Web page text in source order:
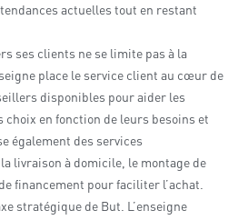
actuelles tout en restant
ses clients ne se limite pas à la
place le service client au cœur de
disponibles pour aider les
en fonction de leurs besoins et
également des services
livraison à domicile, le montage de
financement pour faciliter l’achat.
stratégique de But. L’enseigne